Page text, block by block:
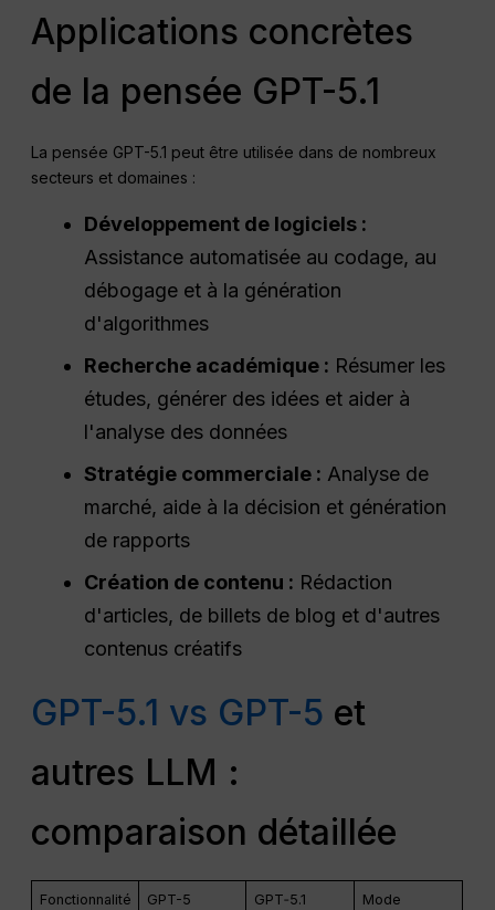
Applications concrètes
de la pensée GPT-5.1
La pensée GPT-5.1 peut être utilisée dans de nombreux
secteurs et domaines :
Développement de logiciels :
Assistance automatisée au codage, au
débogage et à la génération
d'algorithmes
Recherche académique : Résumer les
études, générer des idées et aider à
l'analyse des données
Stratégie commerciale : Analyse de
marché, aide à la décision et génération
de rapports
Création de contenu : Rédaction
d'articles, de billets de blog et d'autres
contenus créatifs
GPT-5.1 vs GPT-5 et
autres LLM :
comparaison détaillée
Fonctionnalité GPT-5
GPT‑5.1
Mode